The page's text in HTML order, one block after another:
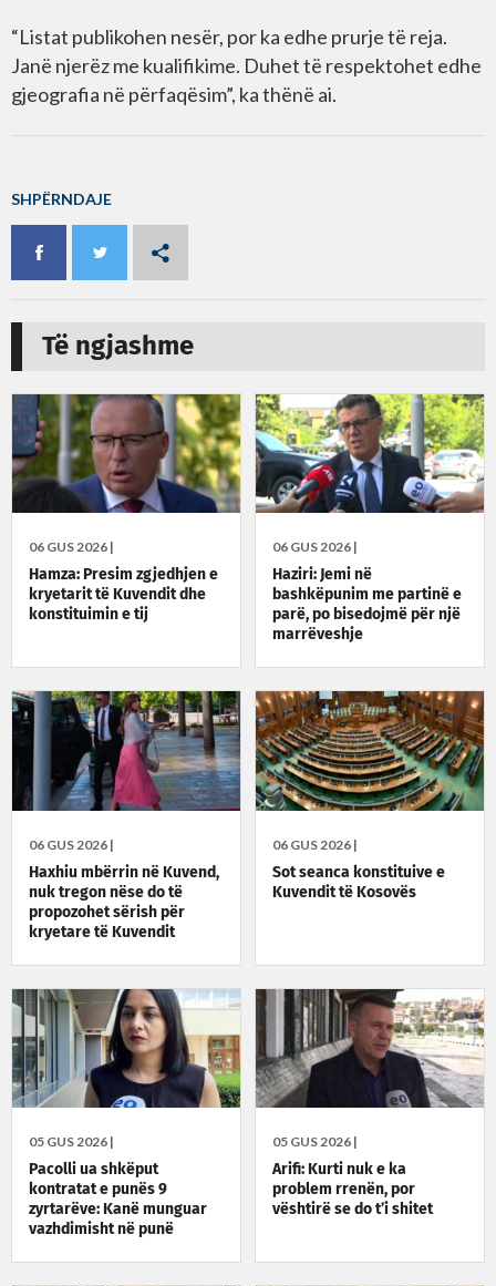
“Listat publikohen nesër, por ka edhe prurje të reja.
Janë njerëz me kualifikime. Duhet të respektohet edhe
gjeografia në përfaqësim”, ka thënë ai.
SHPËRNDAJE
Të ngjashme
06 GUS 2026 |
Hamza: Presim zgjedhjen e
kryetarit të Kuvendit dhe
konstituimin e tij
06 GUS 2026 |
Haziri: Jemi në
bashkëpunim me partinë e
parë, po bisedojmë për një
marrëveshje
06 GUS 2026 |
Haxhiu mbërrin në Kuvend,
nuk tregon nëse do të
propozohet sërish për
kryetare të Kuvendit
06 GUS 2026 |
Sot seanca konstituive e
Kuvendit të Kosovës
05 GUS 2026 |
Pacolli ua shkëput
kontratat e punës 9
zyrtarëve: Kanë munguar
vazhdimisht në punë
05 GUS 2026 |
Arifi: Kurti nuk e ka
problem rrenën, por
vështirë se do t’i shitet